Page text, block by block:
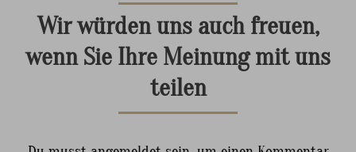
Wir würden uns auch freuen,
wenn Sie Ihre Meinung mit uns
teilen